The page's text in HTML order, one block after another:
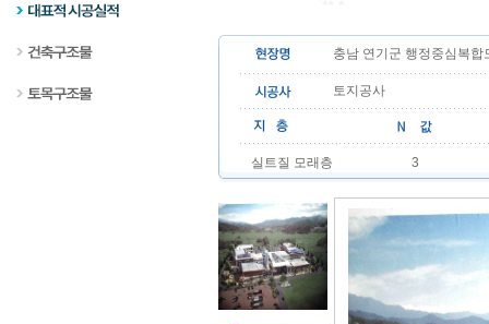
충남 연기군 행정중심복합
토지공사
실트질 모래층 3